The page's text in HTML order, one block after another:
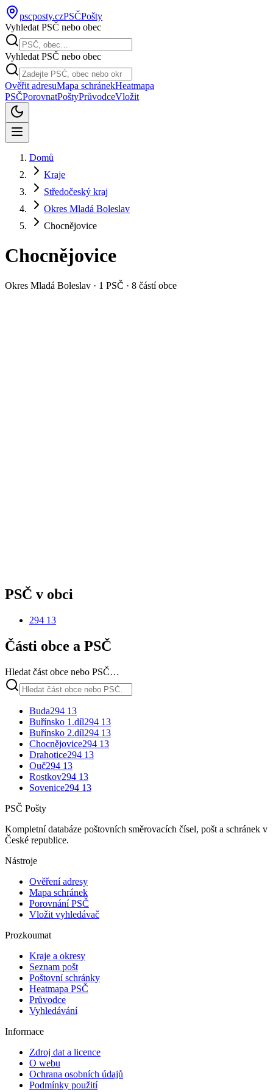
pscposty.czPSČPošty
Vyhledat PSČ nebo obec
Vyhledat PSČ nebo obec
Ověřit adresuMapa schránekHeatmapa
PSČPorovnatPoštyPrůvodceVložit
Domů
Kraje
Středočeský kraj
Okres Mladá Boleslav
Chocnějovice
Chocnějovice
Okres Mladá Boleslav · 1 PSČ · 8 částí obce
PSČ v obci
294 13
Části obce a PSČ
Hledat část obce nebo PSČ…
Buda294 13
Buřínsko 1.díl294 13
Buřínsko 2.díl294 13
Chocnějovice294 13
Drahotice294 13
Ouč294 13
Rostkov294 13
Sovenice294 13
PSČ Pošty
Kompletní databáze poštovních směrovacích čísel, pošt a schránek v
České republice.
Nástroje
Ověření adresy
Mapa schránek
Porovnání PSČ
Vložit vyhledávač
Prozkoumat
Kraje a okresy
Seznam pošt
Poštovní schránky
Heatmapa PSČ
Průvodce
Vyhledávání
Informace
Zdroj dat a licence
O webu
Ochrana osobních údajů
Podmínky použití